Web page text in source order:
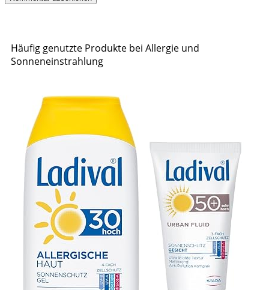
Häufig genutzte Produkte bei Allergie und
Sonneneinstrahlung